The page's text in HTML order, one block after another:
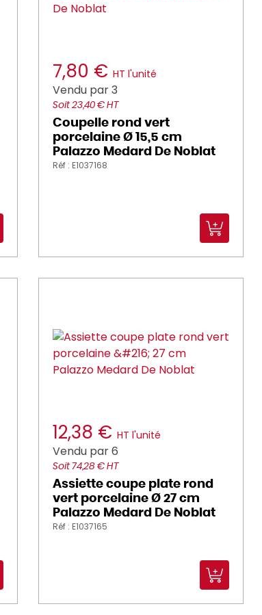
7,80 € HT l'unité
Vendu par 3
Soit 23,40 € HT
Coupelle rond vert
porcelaine Ø 15,5 cm
Palazzo Medard De Noblat
Réf : E1037168
12,38 € HT l'unité
Vendu par 6
Soit 74,28 € HT
Assiette coupe plate rond
vert porcelaine Ø 27 cm
Palazzo Medard De Noblat
Réf : E1037165